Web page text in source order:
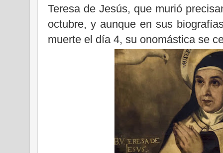
Teresa de Jesús, que murió
octubre, y aunque en sus
muerte el día 4, su onomástica se